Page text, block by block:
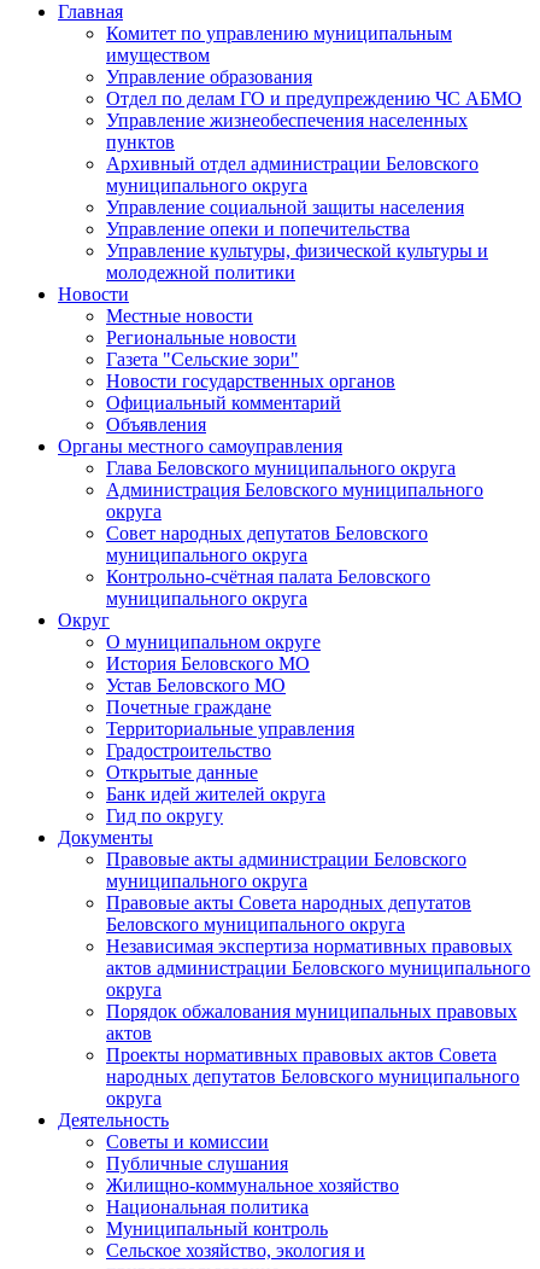
Главная
Комитет по управлению муниципальным
имуществом
Управление образования
Отдел по делам ГО и предупреждению ЧС АБМО
Управление жизнеобеспечения населенных
пунктов
Архивный отдел администрации Беловского
муниципального округа
Управление социальной защиты населения
Управление опеки и попечительства
Управление культуры, физической культуры и
молодежной политики
Новости
Местные новости
Региональные новости
Газета "Сельские зори"
Новости государственных органов
Официальный комментарий
Объявления
Органы местного самоуправления
Глава Беловского муниципального округа
Администрация Беловского муниципального
округа
Совет народных депутатов Беловского
муниципального округа
Контрольно-счётная палата Беловского
муниципального округа
Округ
О муниципальном округе
История Беловского МО
Устав Беловского МО
Почетные граждане
Территориальные управления
Градостроительство
Открытые данные
Банк идей жителей округа
Гид по округу
Документы
Правовые акты администрации Беловского
муниципального округа
Правовые акты Совета народных депутатов
Беловского муниципального округа
Независимая экспертиза нормативных правовых
актов администрации Беловского муниципального
округа
Порядок обжалования муниципальных правовых
актов
Проекты нормативных правовых актов Совета
народных депутатов Беловского муниципального
округа
Деятельность
Советы и комиссии
Публичные слушания
Жилищно-коммунальное хозяйство
Национальная политика
Муниципальный контроль
Сельское хозяйство, экология и